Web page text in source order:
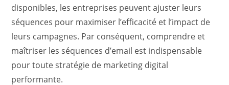
disponibles, les entreprises peuvent ajuster leurs
séquences pour maximiser l’efficacité et l’impact de
leurs campagnes. Par conséquent, comprendre et
maîtriser les séquences d’email est indispensable
pour toute stratégie de marketing digital
performante.